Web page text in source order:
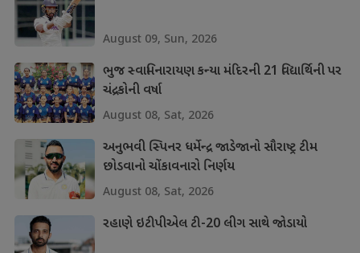
August 09, Sun, 2026
ભુજ સ્વામિનારાયણ કન્યા મંદિરની 21 વિદ્યાર્થિની પર
ચંદ્રકોની વર્ષા
August 08, Sat, 2026
અનુભવી સ્પિનર ધર્મેન્દ્ર જાડેજાનો સૌરાષ્ટ્ર ટીમ
છોડવાનો ચોંકાવનારો નિર્ણય
August 08, Sat, 2026
રહાણે ઇટીપીએલ ટી-20 લીગ સાથે જોડાયો